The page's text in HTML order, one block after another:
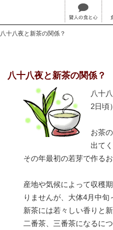
八十八夜と新茶の関係？
八十八夜と新茶の関係？
八十
2日頃
お茶
出て
その年最初の若芽で作る
産地や気候によって収穫
りませんが、大体4月中旬
新茶には若々しい香りと
二番茶、三番茶になるに